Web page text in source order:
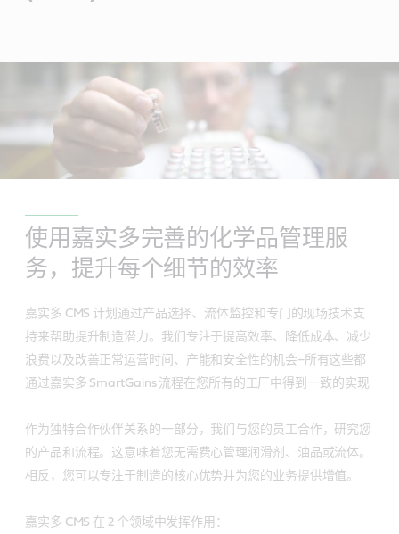
使用嘉实多完善的化学品管理服
务，提升每个细节的效率
嘉实多 CMS 计划通过产品选择、流体监控和专门的现场技术支
持来帮助提升制造潜力。我们专注于提高效率、降低成本、减少
浪费以及改善正常运营时间、产能和安全性的机会–所有这些都
通过嘉实多 SmartGains 流程在您所有的工厂中得到一致的实现
作为独特合作伙伴关系的一部分，我们与您的员工合作，研究您
的产品和流程。这意味着您无需费心管理润滑剂、油品或流体。
相反，您可以专注于制造的核心优势并为您的业务提供增值。
嘉实多 CMS 在 2 个领域中发挥作用：